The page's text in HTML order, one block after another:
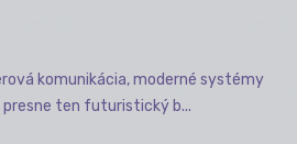
komunikácia, moderné systémy
ten futuristický b...